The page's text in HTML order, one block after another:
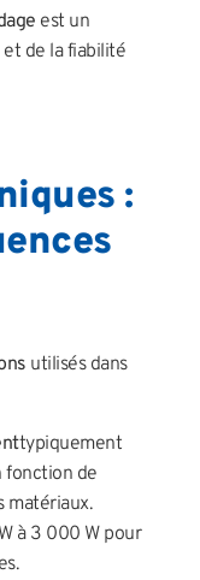
est un
de la fiabilité
:
utilisés dans
typiquement
fonction de
matériaux.
à 3 000 W pour